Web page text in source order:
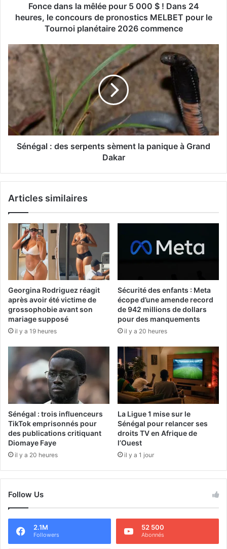
Fonce dans la mêlée pour 5 000 $ ! Dans 24
heures, le concours de pronostics MELBET pour le
Tournoi planétaire 2026 commence
Sénégal : des serpents sèment la panique à Grand
Dakar
Articles similaires
Georgina Rodriguez réagit
après avoir été victime de
grossophobie avant son
mariage supposé
il y a 19 heures
Sécurité des enfants : Meta
écope d’une amende record
de 942 millions de dollars
pour des manquements
il y a 20 heures
Sénégal : trois influenceurs
TikTok emprisonnés pour
des publications critiquant
Diomaye Faye
il y a 20 heures
La Ligue 1 mise sur le
Sénégal pour relancer ses
droits TV en Afrique de
l’Ouest
il y a 1 jour
Follow Us
2.1M
Followers
52 500
Abonnés